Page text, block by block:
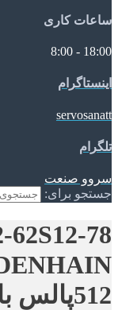
ساعات کاری
18:00 - 8:00
اینستاگرام
servosanatt
تلگرام
سروو صنعت
جستجو برای:
62S12-78
512پالس باتغذیه 5V